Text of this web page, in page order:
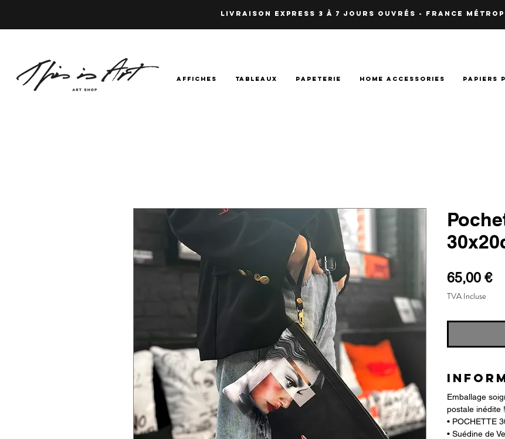
LIVRAISON EXPRESS 3 à 7 JOURS OUVRés - fRANCE
AFFICHES TABLEAUX PAPETERIE HOME ACCESSORIES PAPIERS
65,00 €
TVA Incluse
Emballage
postale inédite !
• POCHETTE
• Suédine de